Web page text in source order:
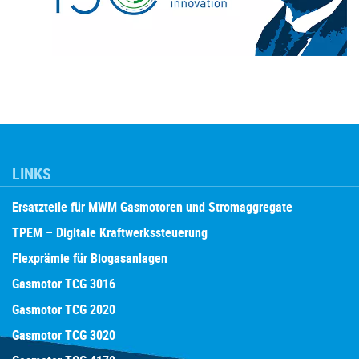
LINKS
Ersatzteile für MWM Gasmotoren und Stromaggregate
TPEM – Digitale Kraftwerkssteuerung
Flexprämie für Biogasanlagen
Gasmotor TCG 3016
Gasmotor TCG 2020
Gasmotor TCG 3020